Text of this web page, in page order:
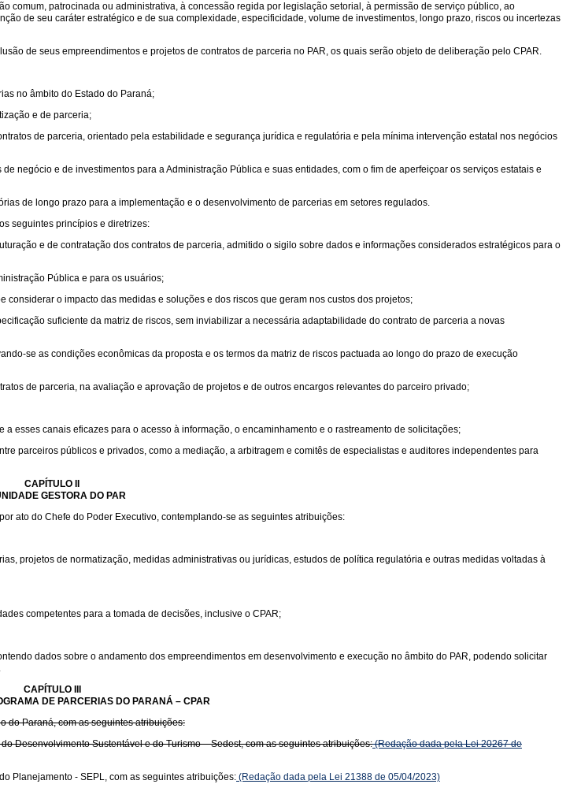
comum, patrocinada ou administrativa, à concessão regida por legislação setorial, à permissão de serviço público, ao
de seu caráter estratégico e de sua complexidade, especificidade, volume de investimentos, longo prazo, riscos ou incertezas
de seus empreendimentos e projetos de contratos de parceria no PAR, os quais serão objeto de deliberação pelo CPAR.
no âmbito do Estado do Paraná;
e de parceria;
de parceria, orientado pela estabilidade e segurança jurídica e regulatória e pela mínima intervenção estatal nos negócios
negócio e de investimentos para a Administração Pública e suas entidades, com o fim de aperfeiçoar os serviços estatais e
de longo prazo para a implementação e o desenvolvimento de parcerias em setores regulados.
seguintes princípios e diretrizes:
e de contratação dos contratos de parceria, admitido o sigilo sobre dados e informações considerados estratégicos para o
Pública e para os usuários;
o impacto das medidas e soluções e dos riscos que geram nos custos dos projetos;
suficiente da matriz de riscos, sem inviabilizar a necessária adaptabilidade do contrato de parceria a novas
se as condições econômicas da proposta e os termos da matriz de riscos pactuada ao longo do prazo de execução
de parceria, na avaliação e aprovação de projetos e de outros encargos relevantes do parceiro privado;
esses canais eficazes para o acesso à informação, o encaminhamento e o rastreamento de solicitações;
parceiros públicos e privados, como a mediação, a arbitragem e comitês de especialistas e auditores independentes para
CAPÍTULO II
GESTORA DO PAR
ato do Chefe do Poder Executivo, contemplando-se as seguintes atribuições:
projetos de normatização, medidas administrativas ou jurídicas, estudos de política regulatória e outras medidas voltadas à
competentes para a tomada de decisões, inclusive o CPAR;
dados sobre o andamento dos empreendimentos em desenvolvimento e execução no âmbito do PAR, podendo solicitar
CAPÍTULO III
DE PARCERIAS DO PARANÁ – CPAR
do Paraná, com as seguintes atribuições:
Desenvolvimento Sustentável e do Turismo – Sedest, com as seguintes atribuições:(Redação dada pela Lei 20267 de
Planejamento - SEPL, com as seguintes atribuições: (Redação dada pela Lei 21388 de 05/04/2023)